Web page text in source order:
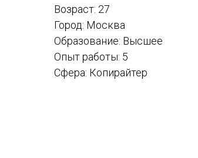
Возраст: 27
Город: Москва
Образование: Высшее
Опыт работы: 5
Сфера: Копирайтер